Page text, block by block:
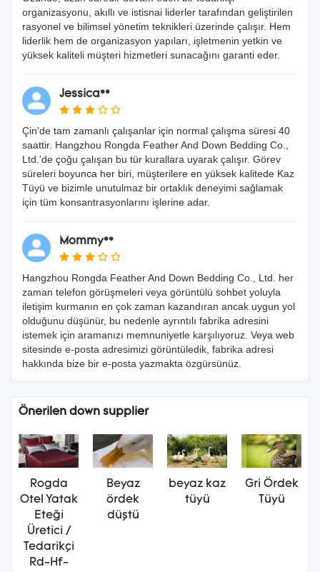
organizasyonu, akıllı ve istisnai liderler tarafından geliştirilen
rasyonel ve bilimsel yönetim teknikleri üzerinde çalışır. Hem
liderlik hem de organizasyon yapıları, işletmenin yetkin ve
yüksek kaliteli müşteri hizmetleri sunacağını garanti eder.
Jessica**
Çin'de tam zamanlı çalışanlar için normal çalışma süresi 40
saattir. Hangzhou Rongda Feather And Down Bedding Co.,
Ltd.'de çoğu çalışan bu tür kurallara uyarak çalışır. Görev
süreleri boyunca her biri, müşterilere en yüksek kalitede Kaz
Tüyü ve bizimle unutulmaz bir ortaklık deneyimi sağlamak
için tüm konsantrasyonlarını işlerine adar.
Mommy**
Hangzhou Rongda Feather And Down Bedding Co., Ltd. her
zaman telefon görüşmeleri veya görüntülü sohbet yoluyla
iletişim kurmanın en çok zaman kazandıran ancak uygun yol
olduğunu düşünür, bu nedenle ayrıntılı fabrika adresini
istemek için aramanızı memnuniyetle karşılıyoruz. Veya web
sitesinde e-posta adresimizi görüntüledik, fabrika adresi
hakkında bize bir e-posta yazmakta özgürsünüz.
Önerilen down supplier
Rogda
Otel Yatak
Eteği
Üretici /
Tedarikçi
Rd-Hf-
Beyaz
ördek
düştü
beyaz kaz
tüyü
Gri Ördek
Tüyü